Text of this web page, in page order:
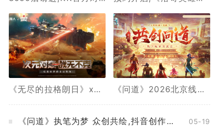
《无尽的拉格朗日》x《坦克世界闪击战》联动全开,3款舰船礼装免费送 《问道》2026北京线下玩家交流会报名最后一天
《问道》执笔为梦 众创共绘,抖音创作活动开启 05-19